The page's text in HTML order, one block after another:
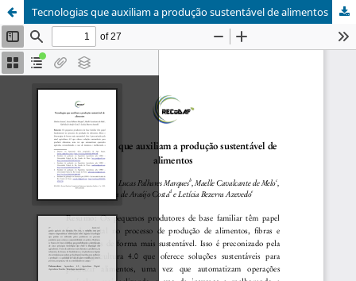
Tecnologias que auxiliam a produção sustentável de alimentos